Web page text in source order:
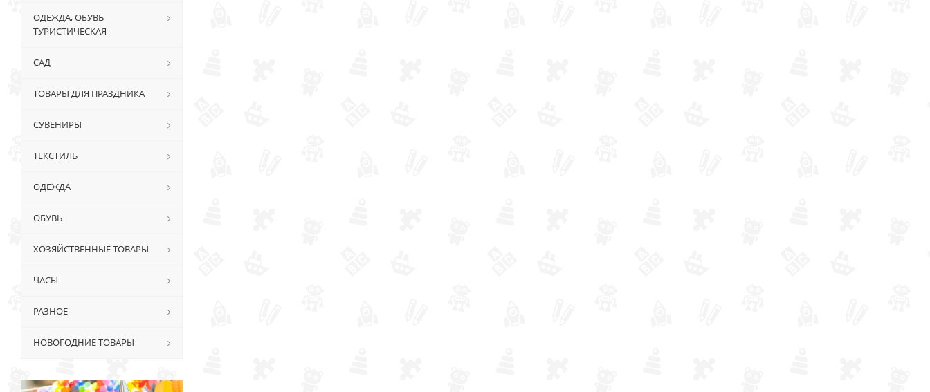
ОДЕЖДА, ОБУВЬ
ТУРИСТИЧЕСКАЯ
САД
ТОВАРЫ ДЛЯ ПРАЗДНИКА
СУВЕНИРЫ
ТЕКСТИЛЬ
ОДЕЖДА
ОБУВЬ
ХОЗЯЙСТВЕННЫЕ ТОВАРЫ
ЧАСЫ
РАЗНОЕ
НОВОГОДНИЕ ТОВАРЫ